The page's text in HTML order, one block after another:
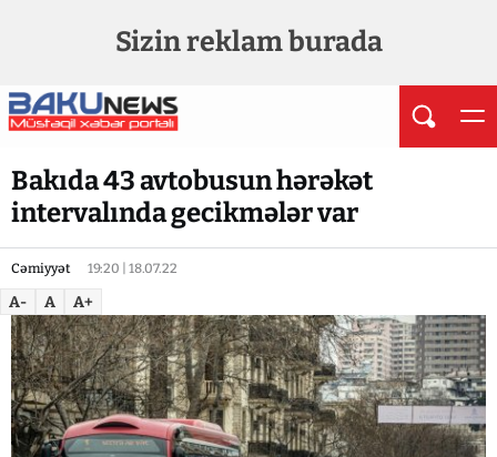
Sizin reklam burada
Bakıda 43 avtobusun hərəkət
intervalında gecikmələr var
Cəmiyyət 19:20 | 18.07.22
A- A A+